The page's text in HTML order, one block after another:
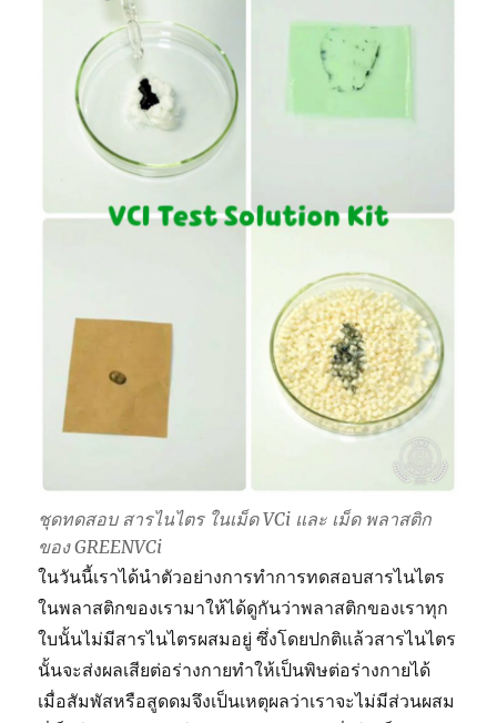
?
ชุดทดสอบ สารไนไตร ในเม็ด VCi และ เม็ด พลาสติก
ของ GREENVCi
ในวันนี้เราได้นำตัวอย่างการทำการทดสอบสารไนไตร
ในพลาสติกของเรามาให้ได้ดูกันว่าพลาสติกของเราทุก
ใบนั้นไม่มีสารไนไตรผสมอยู่ ซึ่งโดยปกติแล้วสารไนไตร
นั้นจะส่งผลเสียต่อร่างกายทำให้เป็นพิษต่อร่างกายได้
เมื่อสัมพัสหรือสูดดมจึงเป็นเหตุผลว่าเราจะไม่มีส่วนผสม